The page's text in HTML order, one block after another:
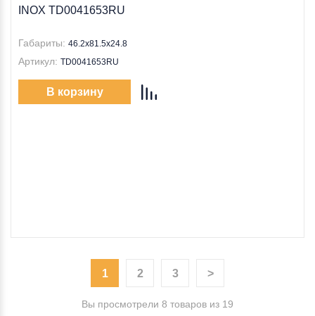
INOX TD0041653RU
Габариты: 46.2х81.5х24.8
Артикул: TD0041653RU
В корзину
1 2 3 >
Вы просмотрели 8 товаров из 19